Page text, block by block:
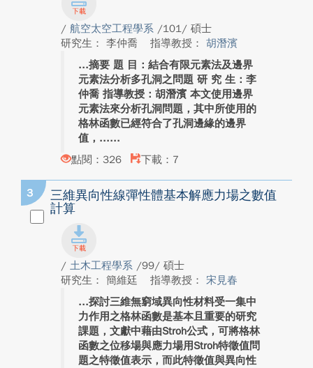
/ 航空太空工程學系 /101/ 碩士
研究生： 李仲喬
指導教授： 胡潛濱
摘要 題 目：結合有限元素法及邊界
元素法分析多孔洞之問題 研 究 生：李
仲喬 指導教授：胡潛濱 本文使用邊界
元素法來分析孔洞問題，其中所使用的
格林函數已經符合了孔洞邊緣的邊界
值，...
點閱：326
下載：7
3
三維異向性線彈性體基本解應力場之數值
計算
/ 土木工程學系 /99/ 碩士
研究生： 簡維廷
指導教授： 宋見春
探討三維無窮域異向性材料受一集中
力作用之格林函數是基本且重要的研究
課題，文獻中藉由Stroh公式，可將格林
函數之位移場與應力場用Stroh特徵值問
題之特徵值表示，而此特徵值與異向性